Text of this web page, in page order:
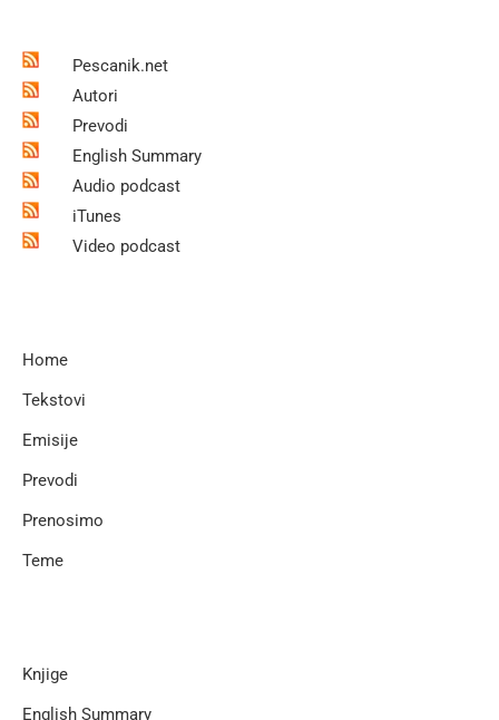
Pescanik.net
Autori
Prevodi
English Summary
Audio podcast
iTunes
Video podcast
Home
Tekstovi
Emisije
Prevodi
Prenosimo
Teme
Knjige
English Summary